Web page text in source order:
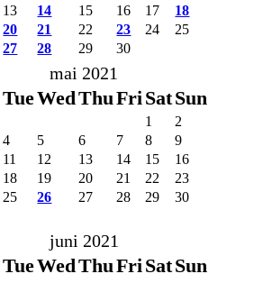
13 14 15 16 17
18
20 21 22 23 24
25
27 28 29 30
mai 2021
TueWedThuFri SatSun
1
2
4 5 6 7 8
9
11 12 13 14 15
16
18 19 20 21 22
23
25 26 27 28 29
30
juni 2021
TueWedThuFri SatSun